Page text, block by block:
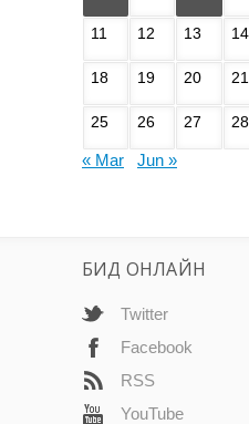
11 12 13 14
18 19 20 21
25 26 27 28
« Mar Jun »
БИД ОНЛАЙН
Twitter
Facebook
RSS
YouTube